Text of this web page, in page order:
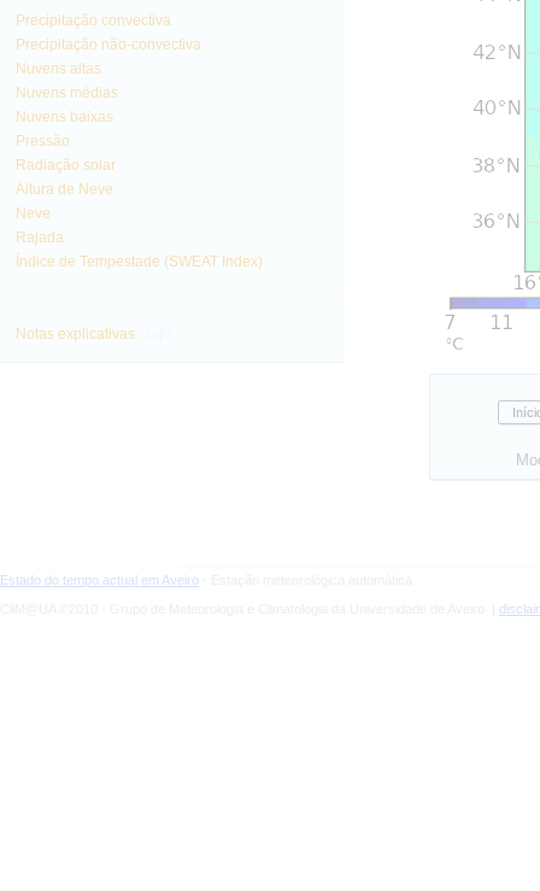
Precipitação convectiva
Precipitação não-convectiva
Nuvens altas
Nuvens médias
Nuvens baixas
Pressão
Radiação solar
Altura de Neve
Neve
Rajada
Índice de Tempestade (SWEAT Index)
Notas explicativas
Estado do tempo actual em Aveiro
CliM@UA ©2010 - Grupo de Meteorologia e Climatologia da Universidade de Aveiro |